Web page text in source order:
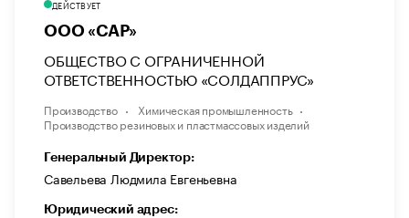
ДЕЙСТВУЕТ
ООО «САР»
ОБЩЕСТВО С ОГРАНИЧЕННОЙ
ОТВЕТСТВЕННОСТЬЮ «СОЛДАППРУС»
Производство
Химическая промышленность
Производство резиновых и пластмассовых изделий
Генеральный Директор:
Савельева Людмила Евгеньевна
Юридический адрес: